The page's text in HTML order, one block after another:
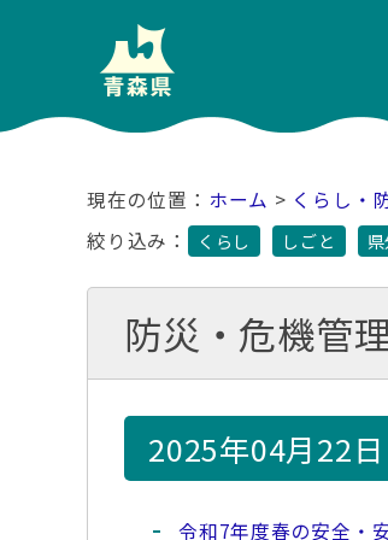
ホーム > くらし・
絞り込み：
くらし しごと
防災・危機管
2025年04月22日
令和7年度春の安全・